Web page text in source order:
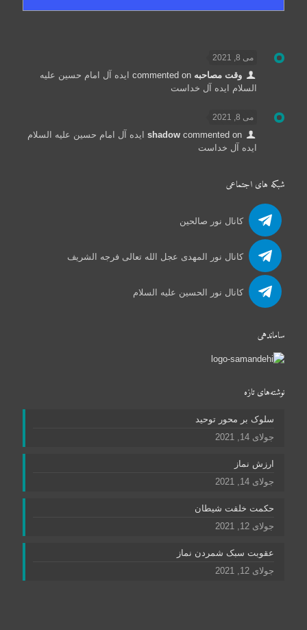
می 8, 2021
وقت مصاحبه commented on
ایده آل امام حسین علیه
السلام ایده آل خداست
می 8, 2021
shadowcommented on
ایده آل امام حسین علیه السلام
ایده آل خداست
شبکه های اجتماعی
کانال نور صالحین
کانال نور المهدی عجل الله تعالی فرجه الشریف
کانال نور الحسین علیه السلام
ساماندهی
نوشته‌های تازه
سلوک بر محور توحید
جولای 14, 2021
ارزش نماز
جولای 14, 2021
حکمت خلقت شیطان
جولای 12, 2021
عقوبت سبک شمردن نماز
جولای 12, 2021